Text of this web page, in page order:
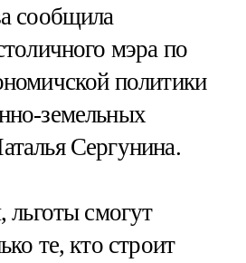
сообщила
мэра по
политики
земельных
Сергунина.
льготы смогут
те, кто строит